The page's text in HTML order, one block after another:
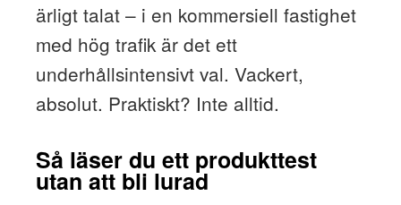
ärligt talat – i en kommersiell fastighet
med hög trafik är det ett
underhållsintensivt val. Vackert,
absolut. Praktiskt? Inte alltid.
Så läser du ett produkttest
utan att bli lurad